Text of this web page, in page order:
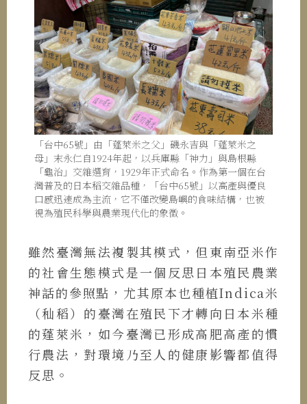
「台中65號」由「蓬萊米之父」磯永吉與「蓬萊米之
母」末永仁自1924年起，以兵庫縣「神力」與島根縣
「龜治」交雜選育，1929年正式命名。作為第一個在台
灣普及的日本稻交雜品種，「台中65號」以高產與優良
口感迅速成為主流，它不僅改變島嶼的食味結構，也被
視為殖民科學與農業現代化的象徵。
雖然臺灣無法複製其模式，但東南亞米作
的社會生態模式是一個反思日本殖民農業
神話的參照點，尤其原本也種植Indica米
（秈稻）的臺灣在殖民下才轉向日本米種
的蓬萊米，如今臺灣已形成高肥高產的慣
行農法，對環境乃至人的健康影響都值得
反思。